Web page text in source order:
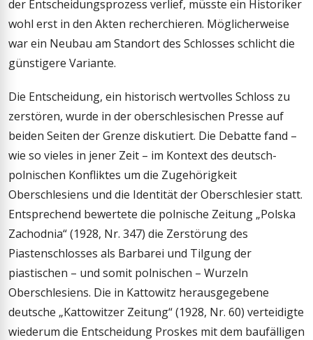
der Entscheidungsprozess verlief, müsste ein Historiker
wohl erst in den Akten recherchieren. Möglicherweise
war ein Neubau am Standort des Schlosses schlicht die
günstigere Variante.
Die Entscheidung, ein historisch wertvolles Schloss zu
zerstören, wurde in der oberschlesischen Presse auf
beiden Seiten der Grenze diskutiert. Die Debatte fand –
wie so vieles in jener Zeit – im Kontext des deutsch-
polnischen Konfliktes um die Zugehörigkeit
Oberschlesiens und die Identität der Oberschlesier statt.
Entsprechend bewertete die polnische Zeitung „Polska
Zachodnia“ (1928, Nr. 347) die Zerstörung des
Piastenschlosses als Barbarei und Tilgung der
piastischen – und somit polnischen – Wurzeln
Oberschlesiens. Die in Kattowitz herausgegebene
deutsche „Kattowitzer Zeitung“ (1928, Nr. 60) verteidigte
wiederum die Entscheidung Proskes mit dem baufälligen